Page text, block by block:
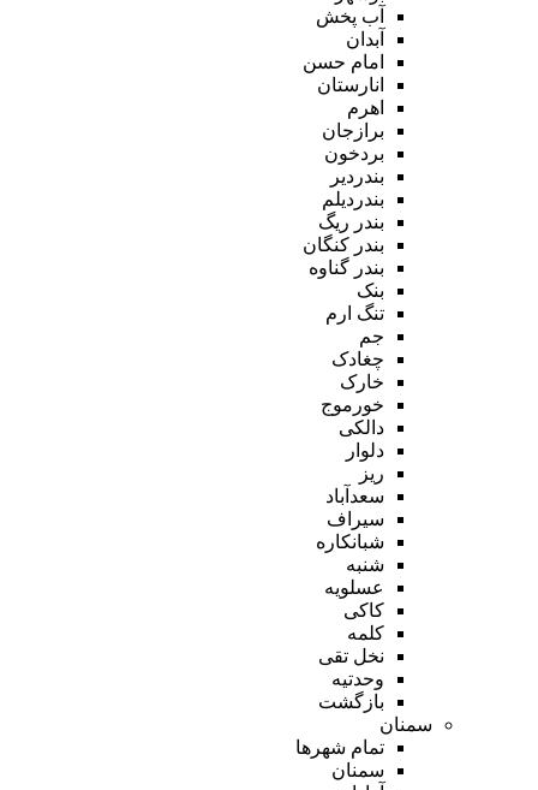
آب پخش
آبدان
امام حسن
انارستان
اهرم
برازجان
بردخون
بندردیر
بندردیلم
بندر ریگ
بندر کنگان
بندر گناوه
بنک
تنگ ارم
جم
چغادک
خارک
خورموج
دالکی
دلوار
ریز
سعدآباد
سیراف
شبانکاره
شنبه
عسلویه
کاکی
کلمه
نخل تقی
وحدتیه
بازگشت
سمنان
تمام شهر‌ها
سمنان